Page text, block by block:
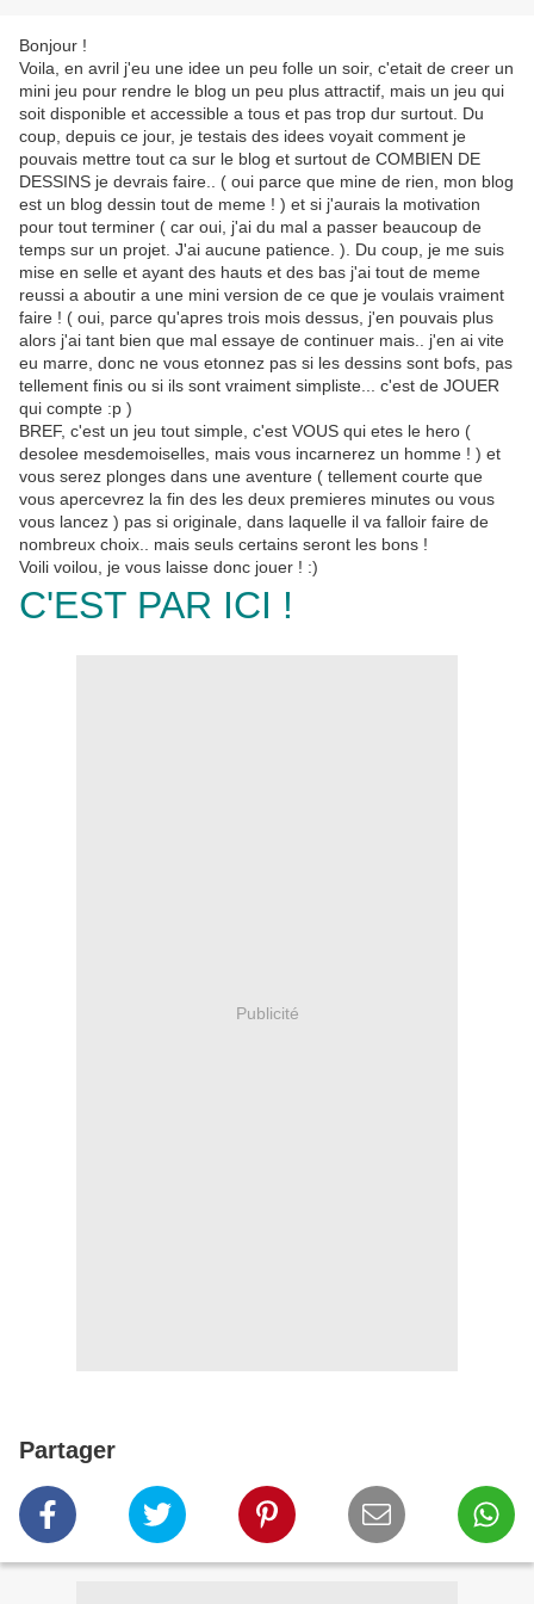
Bonjour !
Voila, en avril j'eu une idee un peu folle un soir, c'etait de creer un
mini jeu pour rendre le blog un peu plus attractif, mais un jeu qui
soit disponible et accessible a tous et pas trop dur surtout. Du
coup, depuis ce jour, je testais des idees voyait comment je
pouvais mettre tout ca sur le blog et surtout de COMBIEN DE
DESSINS je devrais faire.. ( oui parce que mine de rien, mon blog
est un blog dessin tout de meme ! ) et si j'aurais la motivation
pour tout terminer ( car oui, j'ai du mal a passer beaucoup de
temps sur un projet. J'ai aucune patience. ). Du coup, je me suis
mise en selle et ayant des hauts et des bas j'ai tout de meme
reussi a aboutir a une mini version de ce que je voulais vraiment
faire ! ( oui, parce qu'apres trois mois dessus, j'en pouvais plus
alors j'ai tant bien que mal essaye de continuer mais.. j'en ai vite
eu marre, donc ne vous etonnez pas si les dessins sont bofs, pas
tellement finis ou si ils sont vraiment simpliste... c'est de JOUER
qui compte :p )
BREF, c'est un jeu tout simple, c'est VOUS qui etes le hero (
desolee mesdemoiselles, mais vous incarnerez un homme ! ) et
vous serez plonges dans une aventure ( tellement courte que
vous apercevrez la fin des les deux premieres minutes ou vous
vous lancez ) pas si originale, dans laquelle il va falloir faire de
nombreux choix.. mais seuls certains seront les bons !
Voili voilou, je vous laisse donc jouer ! :)
C'EST PAR ICI !
Publicité
Partager